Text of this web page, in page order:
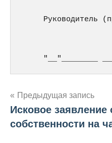
Руководитель
"__"________
Навигация
по
Предыдущая запись
Исковое заявление
собственности на